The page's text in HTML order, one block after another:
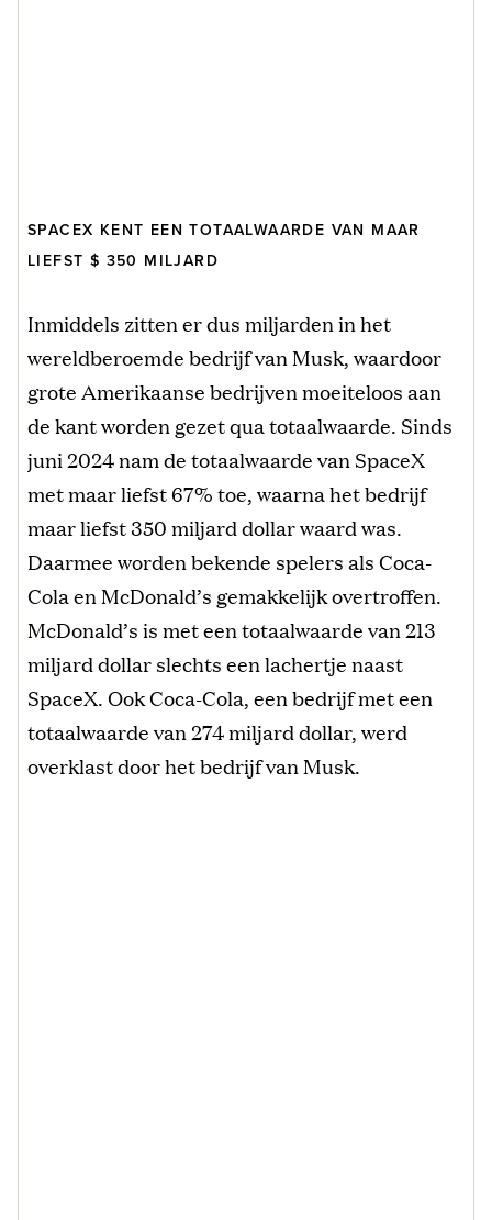
SPACEX KENT EEN TOTAALWAARDE VAN MAAR
LIEFST $ 350 MILJARD
Inmiddels zitten er dus miljarden in het
wereldberoemde bedrijf van Musk, waardoor
grote Amerikaanse bedrijven moeiteloos aan
de kant worden gezet qua totaalwaarde. Sinds
juni 2024 nam de totaalwaarde van SpaceX
met maar liefst 67% toe, waarna het bedrijf
maar liefst 350 miljard dollar waard was.
Daarmee worden bekende spelers als Coca-
Cola en McDonald’s gemakkelijk overtroffen.
McDonald’s is met een totaalwaarde van 213
miljard dollar slechts een lachertje naast
SpaceX. Ook Coca-Cola, een bedrijf met een
totaalwaarde van 274 miljard dollar, werd
overklast door het bedrijf van Musk.